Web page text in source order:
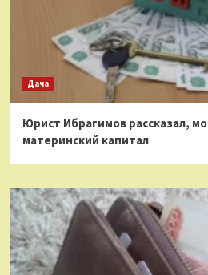
Дача
Юрист Ибрагимов рассказал,
материнский капитал